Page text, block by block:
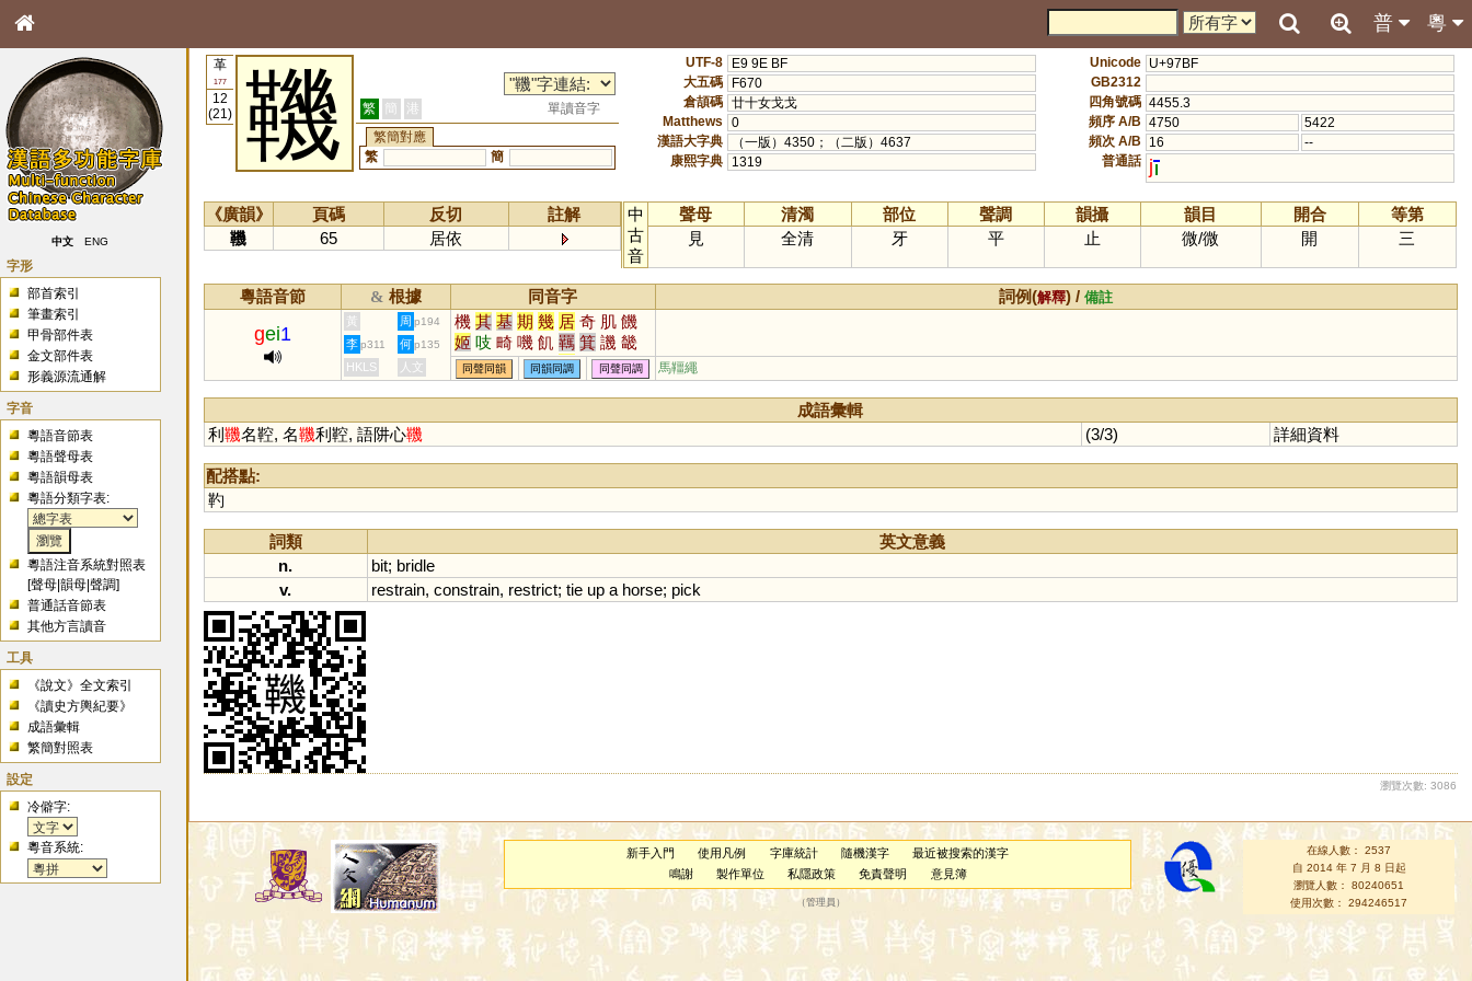
粵
普
中文 ENG
字形
部首索引
筆畫索引
甲骨部件表
金文部件表
形義源流通解
字音
粵語音節表
粵語聲母表
粵語韻母表
粵語分類字表:
粵語注音系統對照表
[聲母 |韻母 |聲調]
普通話音節表
其他方言讀音
工具
《說文》全文索引
《讀史方輿紀要》
成語彙輯
繁簡對照表
設定
冷僻字:
粵音系統:
革
177
12
(21)
鞿 繁 簡 港
單讀音字
繁簡對應
繁
簡
UTF-8
E9 9E BF
大五碼
F670
倉頡碼 廿十女戈戈
Matthews
0
漢語大字典
（一版）4350；（二版）4637
康熙字典
1319
Unicode U+97BF
GB2312
四角號碼 4455.3
頻序 A/B 4750
5422
頻次 A/B
16
--
普通話 j
《廣韻》 頁碼 反切
註解
鞿
65 居依
中
古
音
聲母 清濁 部位 聲調 韻攝 韻目 開合
等第
見
全清 牙 平 止 微/微 開 三
粵語音節 & 根據 同音字 詞例(解釋) /備註
gei1
黃 周 p194 機 其 基 期 幾 居 奇 肌 饑
姬 吱 畸 嘰 飢 羈 箕 譏 畿
几 剞 禨 犄 碁 丌 磯 璣 乩
觭 錤 簊 鄿 諅 敧 踦 萁 踑
李 p311 何 p135
HKLS 人文 同聲同韻 同韻同調 同聲同調 馬韁繩
成語彙輯
利 鞿名鞚, 名鞿利鞚, 語阱心鞿 (3/3) 詳細資料
配搭點:
靮
詞類
英文意義
n.
bit; bridle
v.
restrain, constrain, restrict; tie up a horse; pick
瀏覽次數: 3086
新手入門 使用凡例 字庫統計 隨機漢字
最近被搜索的漢字
鳴謝
製作單位 私隱政策 免責聲明 意見簿
（管理員 ）
在線人數： 2537
自 2014 年 7 月 8 日起
瀏覽人數： 80240651
使用次數： 294246517